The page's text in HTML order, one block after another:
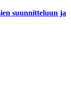
suunnitteluun ja